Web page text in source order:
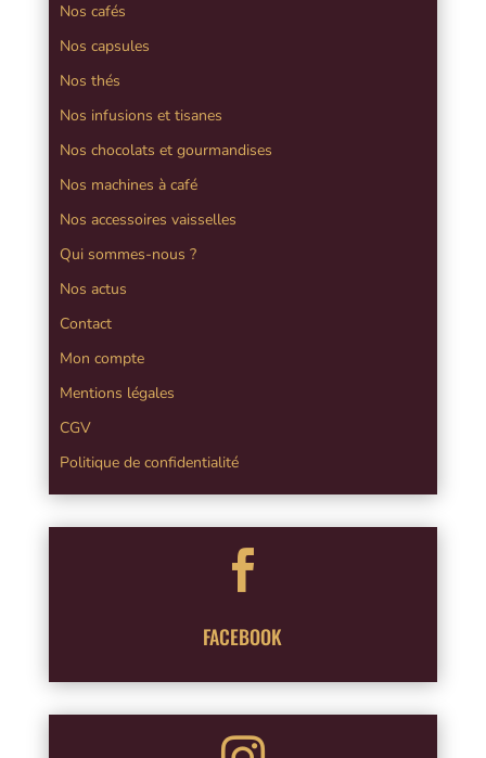
Nos cafés
Nos capsules
Nos thés
Nos infusions et tisanes
Nos chocolats et gourmandises
Nos machines à café
Nos accessoires vaisselles
Qui sommes-nous ?
Nos actus
Contact
Mon compte
Mentions légales
CGV
Politique de confidentialité

FACEBOOK